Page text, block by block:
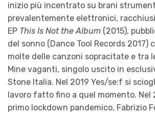
inizio più incentrato su brani
prevalentemente elettronici,
EP This Is Not the Album (2015),
del sonno (Dance Tool Records 2017)
molte delle canzoni sopracitate e tra
Mine vaganti, singolo uscito in
Stone Italia. Nel 2019 Yes/se:f si
lavoro fatto fino a quel momento. Nel
primo lockdown pandemico, Fabrizio